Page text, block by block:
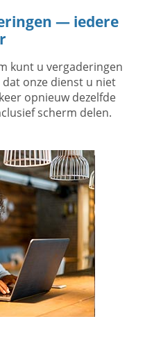
— iedere
kunt u vergaderingen
onze dienst u niet
opnieuw dezelfde
scherm delen.